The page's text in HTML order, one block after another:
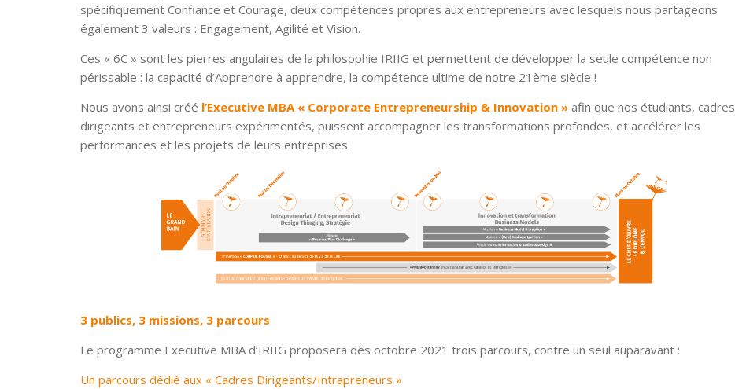
spécifiquement Confiance et Courage, deux compétences propres aux entrepreneurs avec lesquels nous partageons
également 3 valeurs : Engagement, Agilité et Vision.
Ces « 6C » sont les pierres angulaires de la philosophie IRIIG et permettent de développer la seule compétence non
périssable : la capacité d’Apprendre à apprendre, la compétence ultime de notre 21ème siècle !
Nous avons ainsi créé l’Executive MBA « Corporate Entrepreneurship & Innovation » afin que nos étudiants, cadres
dirigeants et entrepreneurs expérimentés, puissent accompagner les transformations profondes, et accélérer les
performances et les projets de leurs entreprises.
3 publics, 3 missions, 3 parcours
Le programme Executive MBA d’IRIIG proposera dès octobre 2021 trois parcours, contre un seul auparavant :
Un parcours dédié aux « Cadres Dirigeants/Intrapreneurs »